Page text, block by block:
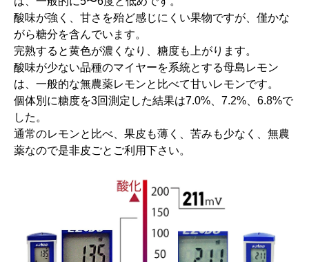
酸味が強く、甘さを殆ど感じにくい果物ですが、僅かな
がら糖分を含んでいます。
完熟すると黄色が濃くなり、糖度も上がります。
酸味が少ない品種のマイヤーを系統とする母島レモン
は、一般的な無農薬レモンと比べて甘いレモンです。
個体別に糖度を3回測定した結果は7.0%、7.2%、6.8%で
した。
通常のレモンと比べ、果皮も薄く、苦みも少なく、無農
薬なので是非皮ごとご利用下さい。